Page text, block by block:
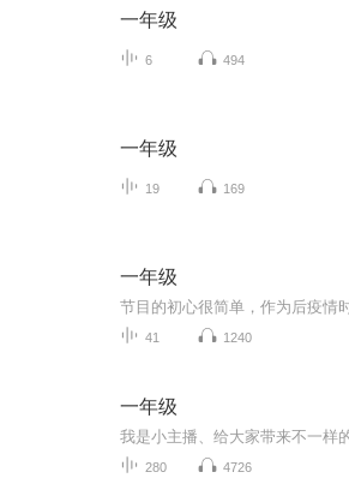
一年级
6 494
一年级
19 169
一年级
41 1240
一年级
我是小主播、给大家带来不一样
280 4726